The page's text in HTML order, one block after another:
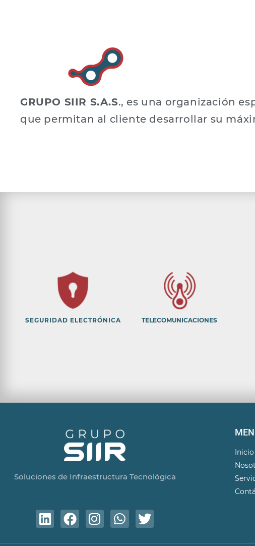
GRUPO SIIR S.A.S., es una organización
que permitan al cliente desarrollar su
SEGURIDAD ELECTRÓNICA TELECOMUNICACIONES
Soluciones de Infraestructura Tecnológica
Inicio